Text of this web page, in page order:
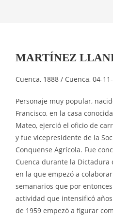
MARTÍNEZ
Cuenca, 1888 / Cuenca, 04-
Personaje muy popular,
Francisco, en la casa
Mateo, ejerció el oficio de
y fue vicepresidente de la
Conquense Agrícola. Fue
Cuenca durante la Dictadura
en la que empezó a
semanarios que por
actividad que intensificó
de 1959 empezó a figurar